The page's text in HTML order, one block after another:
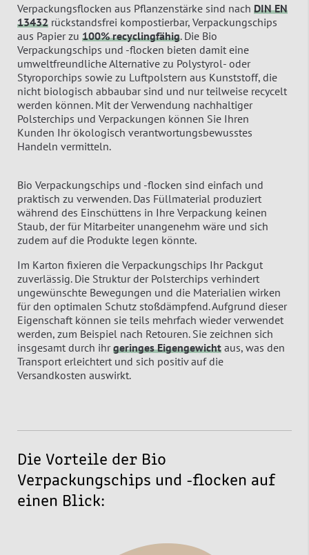
Verpackungsflocken aus Pflanzenstärke sind nach DIN EN
13432 rückstandsfrei kompostierbar, Verpackungschips
aus Papier zu 100% recyclingfähig. Die Bio
Verpackungschips und -flocken bieten damit eine
umweltfreundliche Alternative zu Polystyrol- oder
Styroporchips sowie zu Luftpolstern aus Kunststoff, die
nicht biologisch abbaubar sind und nur teilweise recycelt
werden können. Mit der Verwendung nachhaltiger
Polsterchips und Verpackungen können Sie Ihren
Kunden Ihr ökologisch verantwortungsbewusstes
Handeln vermitteln.
Bio Verpackungschips und -flocken sind einfach und
praktisch zu verwenden. Das Füllmaterial produziert
während des Einschüttens in Ihre Verpackung keinen
Staub, der für Mitarbeiter unangenehm wäre und sich
zudem auf die Produkte legen könnte.
Im Karton fixieren die Verpackungschips Ihr Packgut
zuverlässig. Die Struktur der Polsterchips verhindert
ungewünschte Bewegungen und die Materialien wirken
für den optimalen Schutz stoßdämpfend. Aufgrund dieser
Eigenschaft können sie teils mehrfach wieder verwendet
werden, zum Beispiel nach Retouren. Sie zeichnen sich
insgesamt durch ihrgeringes Eigengewicht aus, was den
Transport erleichtert und sich positiv auf die
Versandkosten auswirkt.
Die Vorteile der Bio
Verpackungschips und -flocken auf
einen Blick: